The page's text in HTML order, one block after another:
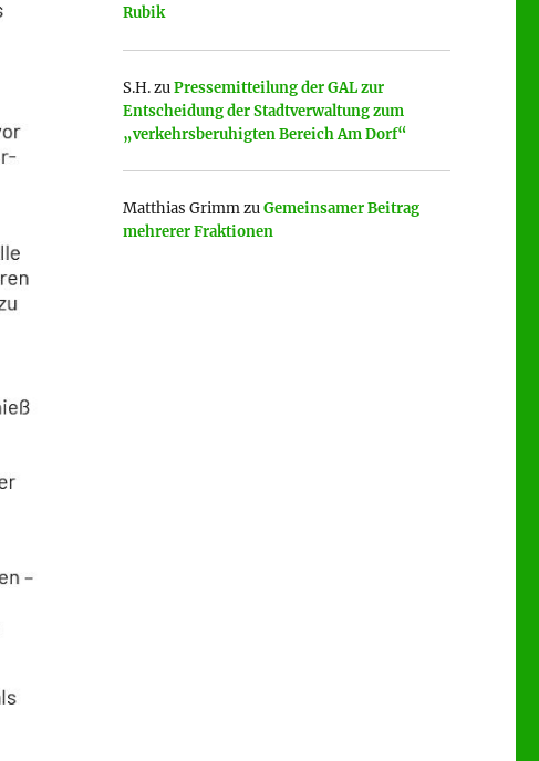
Rubik
S.H.zuPressemitteilung der GAL zur
Entscheidung der Stadtverwaltung zum
„verkehrsberuhigten Bereich Am Dorf“
Matthias GrimmzuGemeinsamer Beitrag
mehrerer Fraktionen